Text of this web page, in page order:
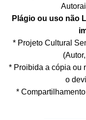
Plágio ou uso não
* Projeto Cultural
* Proibida a cópia ou
o
*